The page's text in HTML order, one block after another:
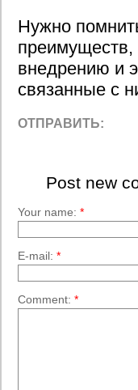
Нужно
преимуществ,
внедрению и
связанные с
ОТПРАВИТЬ:
Post new
Your name: *
E-mail: *
Comment: *